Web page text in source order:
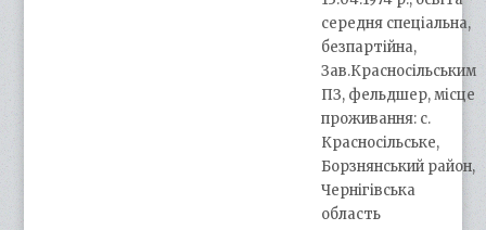
середня спеціальна,
безпартійна,
Зав.Красносільським
ПЗ, фельдшер, місце
проживання: с.
Красносільське,
Борзнянський район,
Чернігівська
область